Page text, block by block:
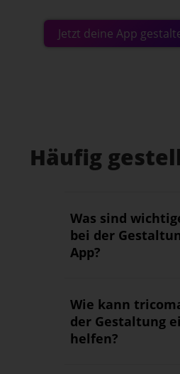
Jetzt deine App
Häufig
Was sind
bei der
App?
Wie kann
der Gestaltung
helfen?